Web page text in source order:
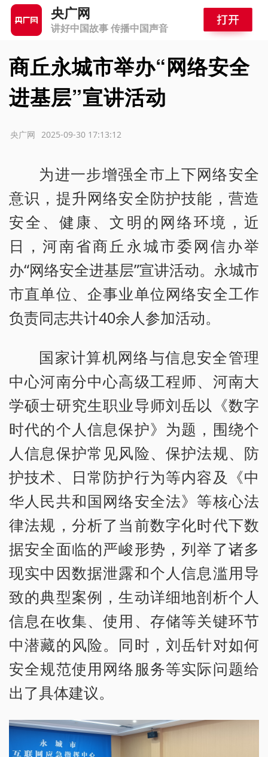
央广网
讲好中国故事 传播中国声音
商丘永城市举办“网络安全
进基层”宣讲活动
2025-09-30 17:13:12
央广网
为进一步增强全市上下网络安全
意识，提升网络安全防护技能，营造
安全、健康、文明的网络环境，近
日，河南省商丘永城市委网信办举
办“网络安全进基层”宣讲活动。永城市
市直单位、企事业单位网络安全工作
负责同志共计40余人参加活动。
国家计算机网络与信息安全管理
中心河南分中心高级工程师、河南大
学硕士研究生职业导师刘岳以《数字
时代的个人信息保护》为题，围绕个
人信息保护常见风险、保护法规、防
护技术、日常防护行为等内容及《中
华人民共和国网络安全法》等核心法
律法规，分析了当前数字化时代下数
据安全面临的严峻形势，列举了诸多
现实中因数据泄露和个人信息滥用导
致的典型案例，生动详细地剖析个人
信息在收集、使用、存储等关键环节
中潜藏的风险。同时，刘岳针对如何
安全规范使用网络服务等实际问题给
出了具体建议。